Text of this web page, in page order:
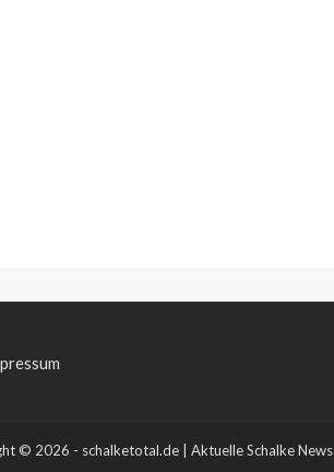
© 2026 - schalketotal.de | Aktuelle Schalke News